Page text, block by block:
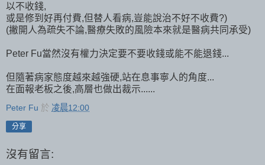
以不收錢,
或是修到好再付費,但替人看病,豈能說治不好不收費?)
(撇開人為疏失不論,醫療失敗的風險本來就是醫病共同承受)
Peter Fu當然沒有權力決定要不要收錢或能不能退錢...
但隨著病家態度越來越強硬,站在息事寧人的角度...
在面報老板之後,高層也做出裁示......
Peter Fu 於 凌晨12:00
分享
沒有留言: